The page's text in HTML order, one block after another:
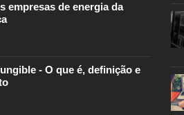
empresas de energia da
- O que é, definição e